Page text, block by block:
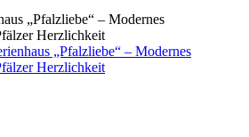
„Pfalzliebe“ – Modernes
Herzlichkeit